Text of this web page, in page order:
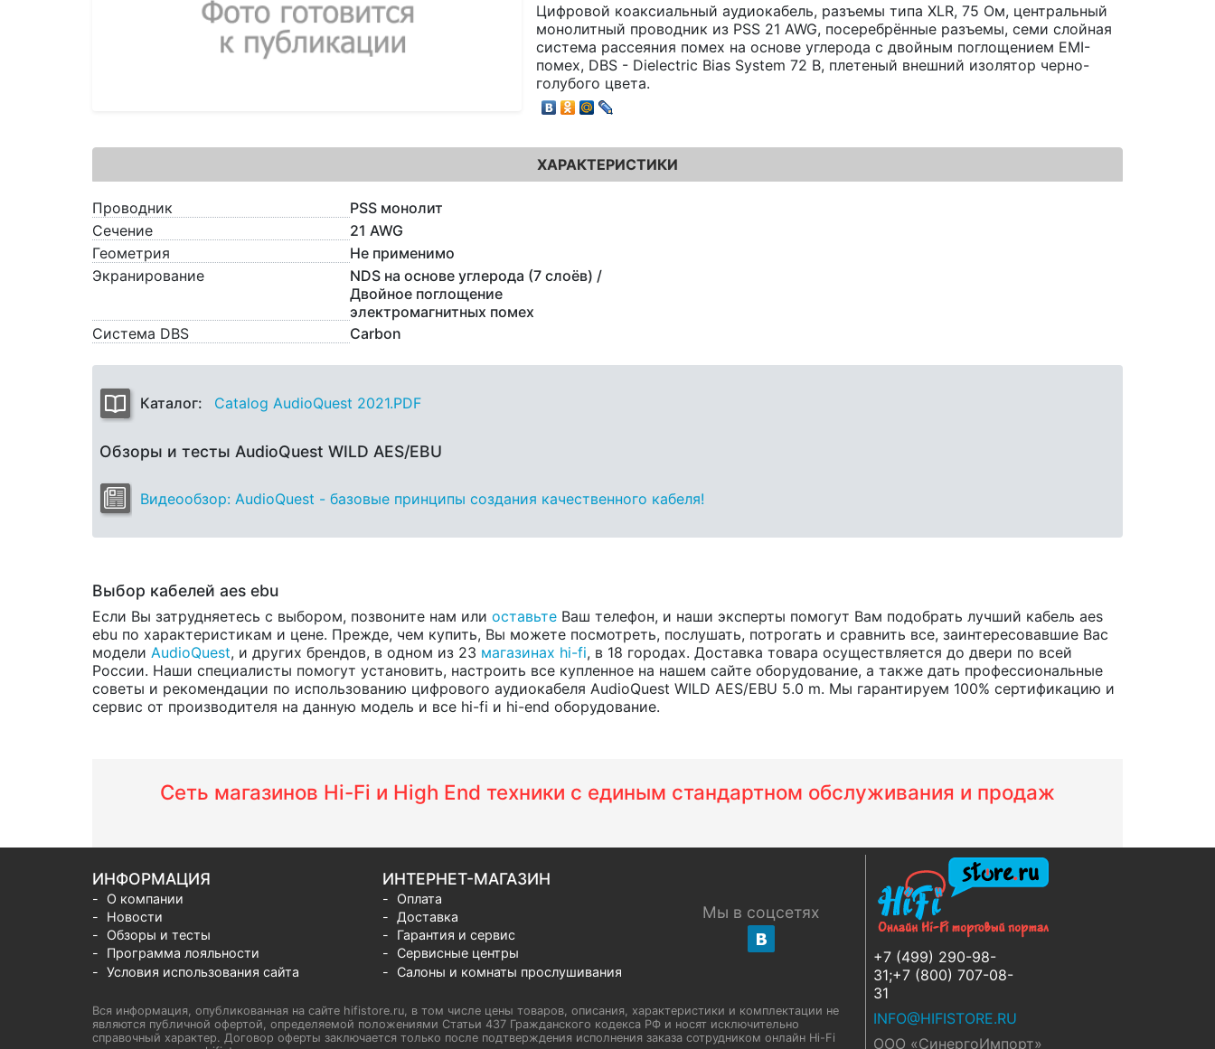
Цифровой коаксиальный аудиокабель, разъемы типа XLR, 75 Ом, центральный
монолитный проводник из PSS 21 AWG, посеребрённые разъемы, семи слойная
система рассеяния помех на основе углерода с двойным поглощением EMI-
помех, DBS - Dielectric Bias System 72 В, плетеный внешний изолятор черно-
голубого цвета.
ХАРАКТЕРИСТИКИ
Проводник
PSS монолит
Сечение
21 AWG
Геометрия
Не применимо
Экранирование
NDS на основе углерода (7 слоёв) /
Двойное поглощение
электромагнитных помех
Система DBS
Carbon
Каталог: Catalog AudioQuest 2021.PDF
Обзоры и тесты AudioQuest WILD AES/EBU
Видеообзор: AudioQuest - базовые принципы создания качественного кабеля!
Выбор кабелей aes ebu
Если Вы затрудняетесь с выбором, позвоните нам или оставьте Ваш телефон, и наши эксперты помогут Вам подобрать лучший кабель aes
ebu по характеристикам и цене. Прежде, чем купить, Вы можете посмотреть, послушать, потрогать и сравнить все, заинтересовавшие Вас
модели AudioQuest, и других брендов, в одном из 23 магазинах hi-fi, в 18 городах. Доставка товара осуществляется до двери по всей
России. Наши специалисты помогут установить, настроить все купленное на нашем сайте оборудование, а также дать профессиональные
советы и рекомендации по использованию цифрового аудиокабеля AudioQuest WILD AES/EBU 5.0 m. Мы гарантируем 100% сертификацию и
сервис от производителя на данную модель и все hi-fi и hi-end оборудование.
Сеть магазинов Hi-Fi и High End техники с единым стандартном обслуживания и продаж
+7 (499) 290-98-
31;+7 (800) 707-08-
31
INFO@HIFISTORE.RU
ООО «СинергоИмпорт»
ИНФОРМАЦИЯ
О компании
Новости
Обзоры и тесты
Программа лояльности
Условия использования сайта
ИНТЕРНЕТ-МАГАЗИН
Оплата
Доставка
Гарантия и сервис
Сервисные центры
Салоны и комнаты прослушивания
Мы в соцсетях
Вся информация, опубликованная на сайте hifistore.ru, в том числе цены товаров, описания, характеристики и комплектации не
являются публичной офертой, определяемой положениями Статьи 437 Гражданского кодекса РФ и носят исключительно
справочный характер. Договор оферты заключается только после подтверждения исполнения заказа сотрудником онлайн Hi-Fi